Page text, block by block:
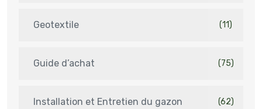
Geotextile (11)
Guide d’achat (75)
Installation et Entretien du gazon
(62)